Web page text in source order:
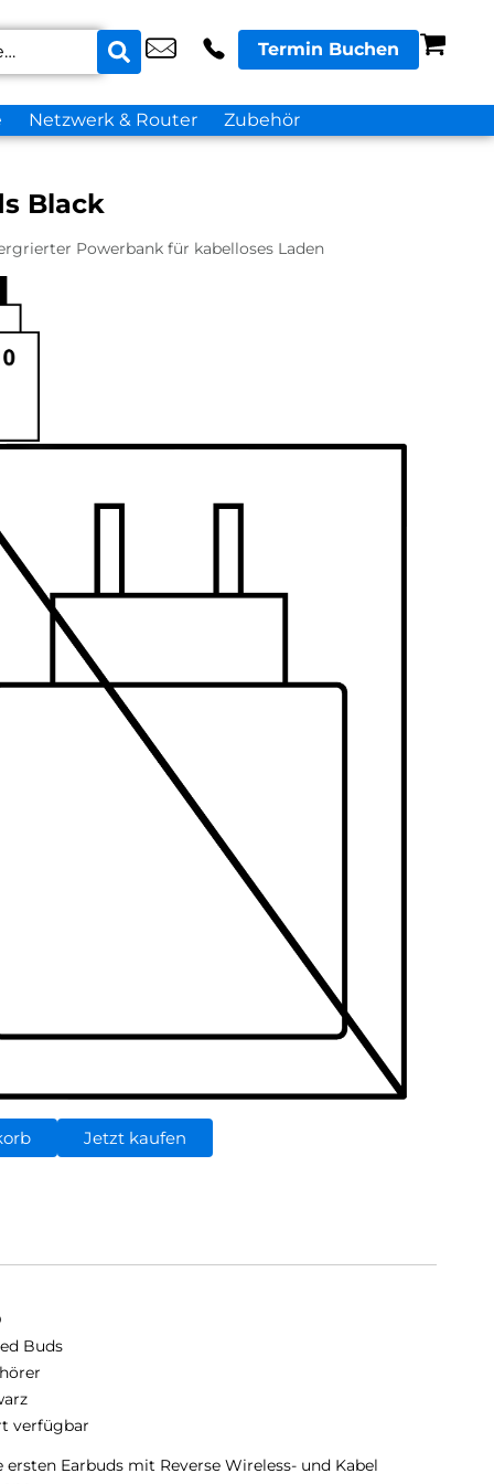
Termin Buchen
Netzwerk & Router Zubehör
Black
Powerbank für kabelloses Laden
Jetzt kaufen
Buds
verfügbar
Earbuds mit Reverse Wireless- und Kabel